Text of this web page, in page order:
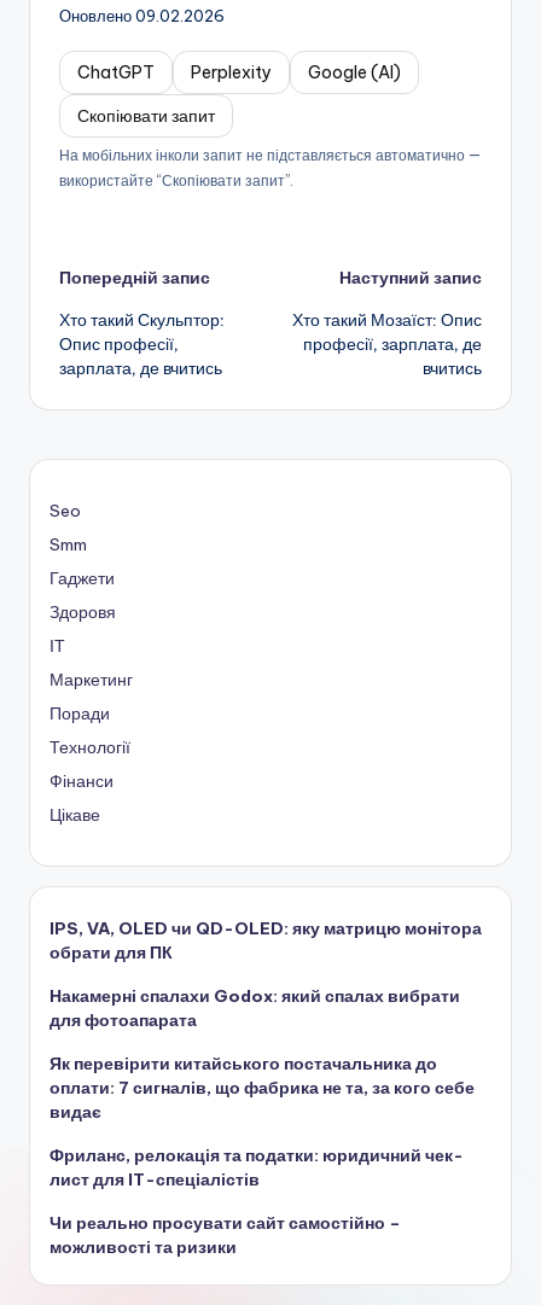
Оновлено 09.02.2026
ChatGPT Perplexity
Google (AI)
Скопіювати запит
На мобільних інколи запит не підставляється автоматично —
використайте “Скопіювати запит”.
Навігація
по
запису
Попередній запис
Хто такий Скульптор:
Опис професії,
зарплата, де вчитись
Наступний запис
Хто такий Мозаїст: Опис
професії, зарплата, де
вчитись
Seo
Smm
Гаджети
Здоровя
ІТ
Маркетинг
Поради
Технології
Фінанси
Цікаве
IPS, VA, OLED чи QD-OLED: яку матрицю монітора
обрати для ПК
Накамерні спалахи Godox: який спалах вибрати
для фотоапарата
Як перевірити китайського постачальника до
оплати: 7 сигналів, що фабрика не та, за кого себе
видає
Фриланс, релокація та податки: юридичний чек-
лист для IT-спеціалістів
Чи реально просувати сайт самостійно –
можливості та ризики